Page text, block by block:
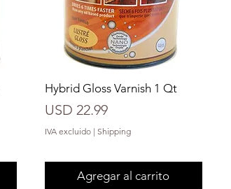
Hybrid Gloss Varnish 1 Qt
Precio
USD 22.99
IVA excluido| Shipping
Agregar al carrito